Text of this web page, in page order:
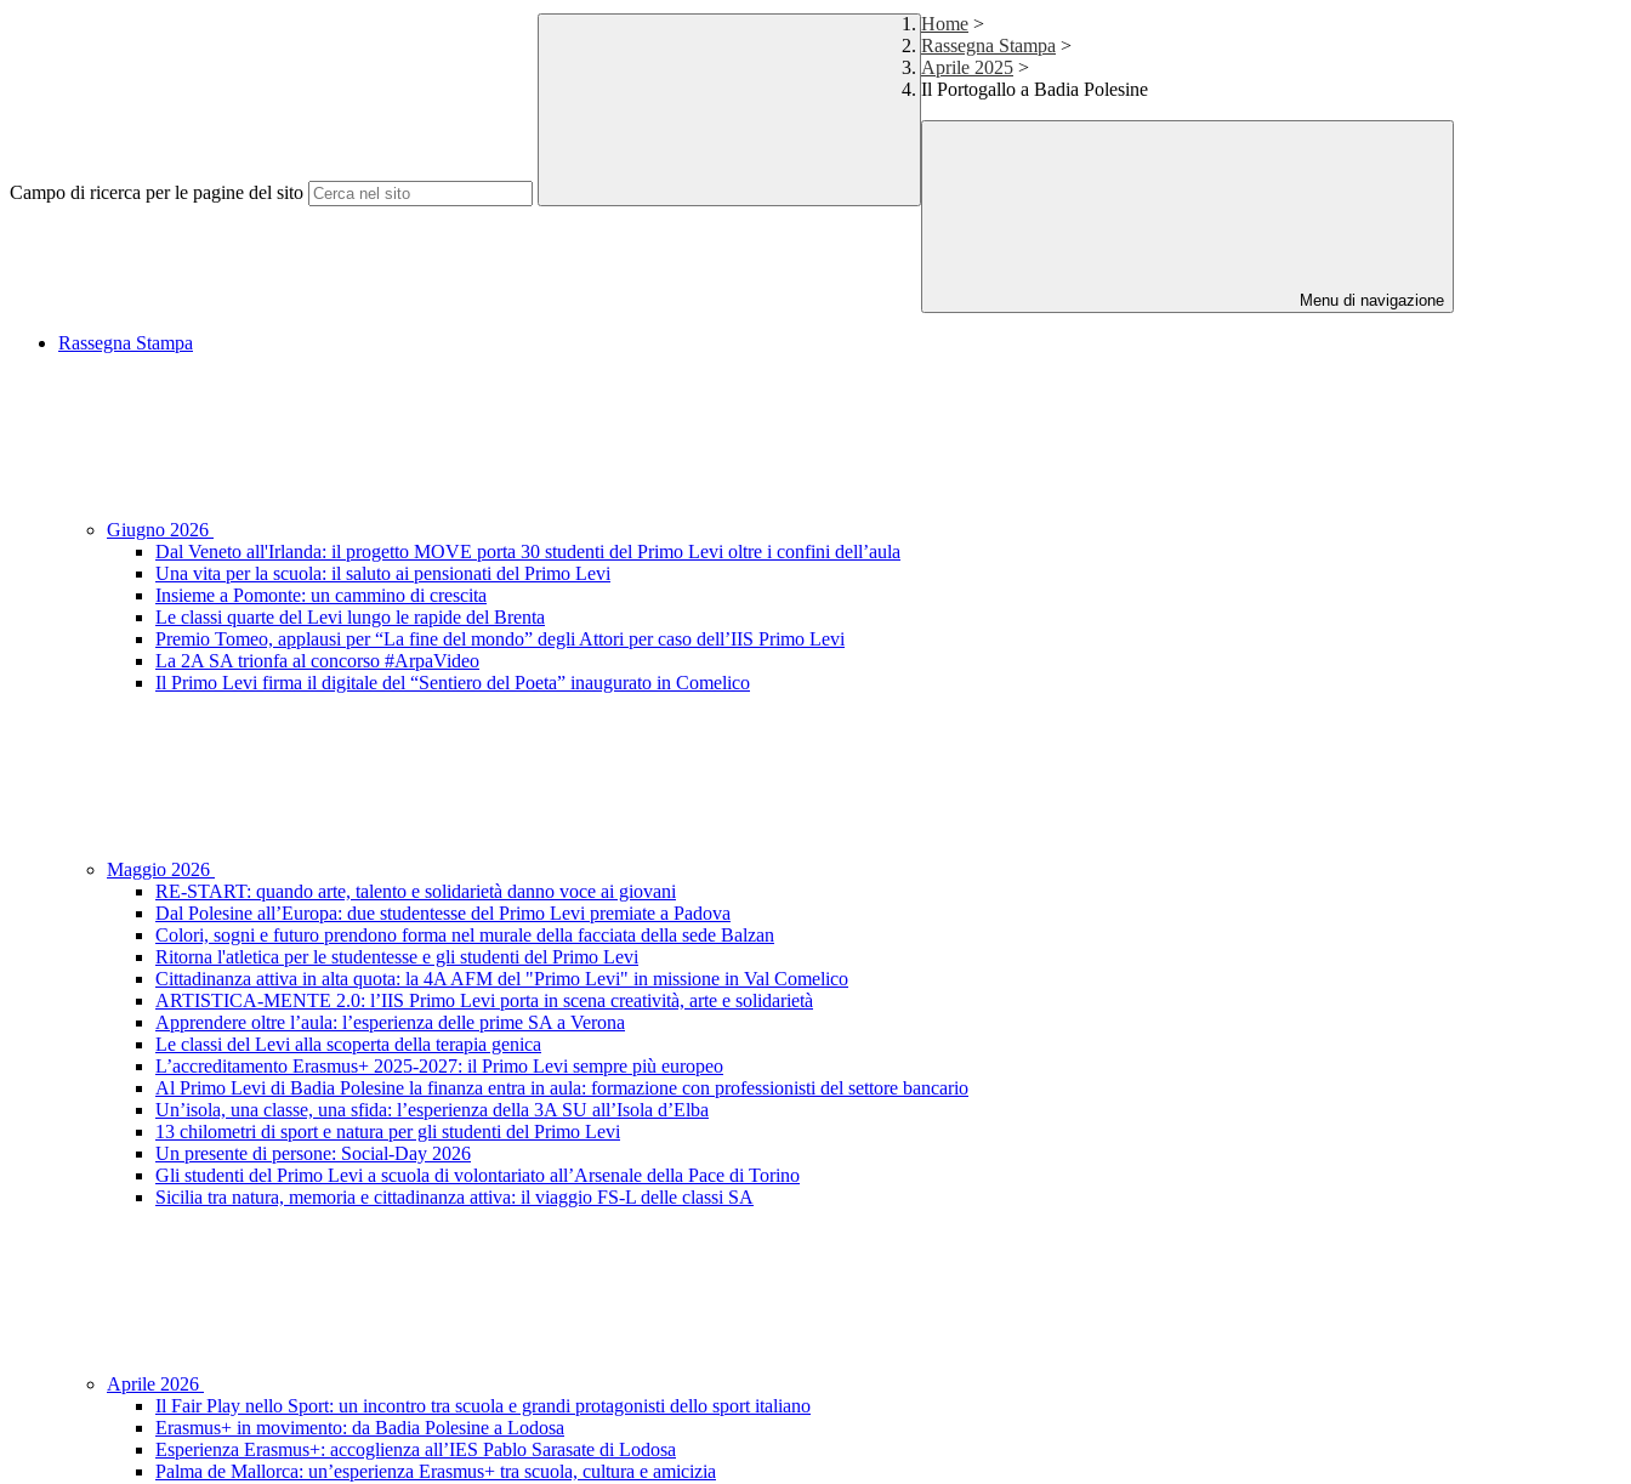
Campo di ricerca per le pagine del sito
Home >
Rassegna Stampa >
Aprile 2025 >
Il Portogallo a Badia Polesine
Menu di navigazione
Rassegna Stampa
Giugno 2026
Dal Veneto all'Irlanda: il progetto MOVE porta 30 studenti del Primo Levi oltre i confini dell’aula
Una vita per la scuola: il saluto ai pensionati del Primo Levi
Insieme a Pomonte: un cammino di crescita
Le classi quarte del Levi lungo le rapide del Brenta
Premio Tomeo, applausi per “La fine del mondo” degli Attori per caso dell’IIS Primo Levi
La 2A SA trionfa al concorso #ArpaVideo
Il Primo Levi firma il digitale del “Sentiero del Poeta” inaugurato in Comelico
Maggio 2026
RE-START: quando arte, talento e solidarietà danno voce ai giovani
Dal Polesine all’Europa: due studentesse del Primo Levi premiate a Padova
Colori, sogni e futuro prendono forma nel murale della facciata della sede Balzan
Ritorna l'atletica per le studentesse e gli studenti del Primo Levi
Cittadinanza attiva in alta quota: la 4A AFM del "Primo Levi" in missione in Val Comelico
ARTISTICA-MENTE 2.0: l’IIS Primo Levi porta in scena creatività, arte e solidarietà
Apprendere oltre l’aula: l’esperienza delle prime SA a Verona
Le classi del Levi alla scoperta della terapia genica
L’accreditamento Erasmus+ 2025-2027: il Primo Levi sempre più europeo
Al Primo Levi di Badia Polesine la finanza entra in aula: formazione con professionisti del settore bancario
Un’isola, una classe, una sfida: l’esperienza della 3A SU all’Isola d’Elba
13 chilometri di sport e natura per gli studenti del Primo Levi
Un presente di persone: Social-Day 2026
Gli studenti del Primo Levi a scuola di volontariato all’Arsenale della Pace di Torino
Sicilia tra natura, memoria e cittadinanza attiva: il viaggio FS-L delle classi SA
Aprile 2026
Il Fair Play nello Sport: un incontro tra scuola e grandi protagonisti dello sport italiano
Erasmus+ in movimento: da Badia Polesine a Lodosa
Esperienza Erasmus+: accoglienza all’IES Pablo Sarasate di Lodosa
Palma de Mallorca: un’esperienza Erasmus+ tra scuola, cultura e amicizia